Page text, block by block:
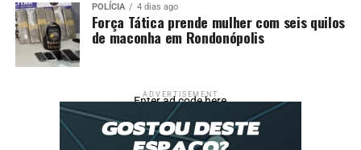
POLÍCIA 4 dias ago
Força Tática prende mulher com seis quilos
de maconha em Rondonópolis
ADVERTISEMENT
Enter ad code here